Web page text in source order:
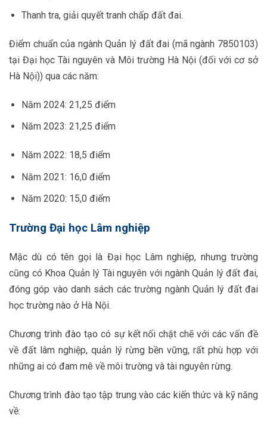
Thanh tra, giải quyết tranh chấp đất đai.
Điểm chuẩn của ngành Quản lý đất đai (mã ngành 7850103)
tại Đại học Tài nguyên và Môi trường Hà Nội (đối với cơ sở
Hà Nội)) qua các năm:
Năm 2024: 21,25 điểm
Năm 2023: 21,25 điểm
Năm 2022: 18,5 điểm
Năm 2021: 16,0 điểm
Năm 2020: 15,0 điểm
Trường Đại học Lâm nghiệp
Mặc dù có tên gọi là Đại học Lâm nghiệp, nhưng trường
cũng có Khoa Quản lý Tài nguyên với ngành Quản lý đất đai,
đóng góp vào danh sách các trường ngành Quản lý đất đai
học trường nào ở Hà Nội.
Chương trình đào tạo có sự kết nối chặt chẽ với các vấn đề
về đất lâm nghiệp, quản lý rừng bền vững, rất phù hợp với
những ai có đam mê về môi trường và tài nguyên rừng.
Chương trình đào tạo tập trung vào các kiến thức và kỹ năng
về: